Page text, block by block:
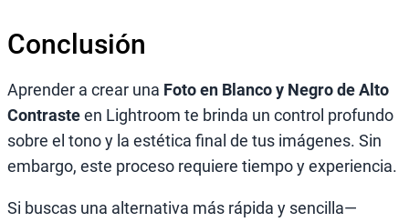
Conclusión
Aprender a crear una Foto en Blanco y Negro de Alto
Contrasteen Lightroom te brinda un control profundo
sobre el tono y la estética final de tus imágenes. Sin
embargo, este proceso requiere tiempo y experiencia.
Si buscas una alternativa más rápida y sencilla—